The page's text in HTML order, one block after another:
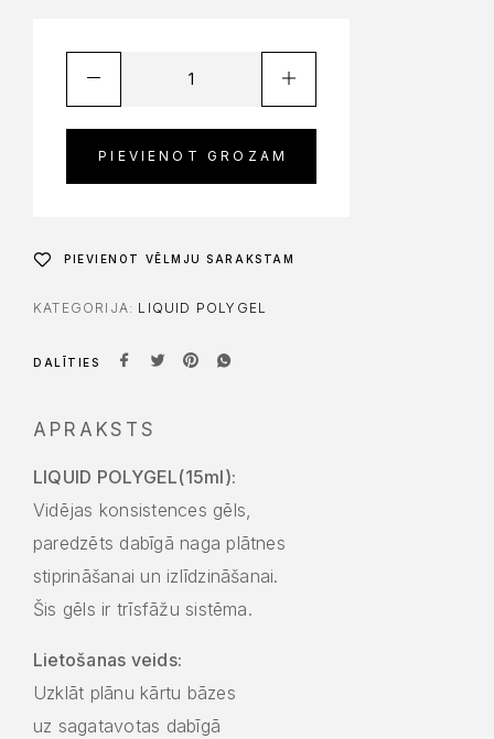
PIEVIENOT GROZAM
PIEVIENOT VĒLMJU SARAKSTAM
KATEGORIJA: LIQUID POLYGEL
DALĪTIES
APRAKSTS
LIQUID POLYGEL(15ml):
Vidējas konsistences gēls,
paredzēts dabīgā naga plātnes
stiprināšanai un izlīdzināšanai.
Šis gēls ir trīsfāžu sistēma.
Lietošanas veids:
Uzklāt plānu kārtu bāzes
uz sagatavotas dabīgā